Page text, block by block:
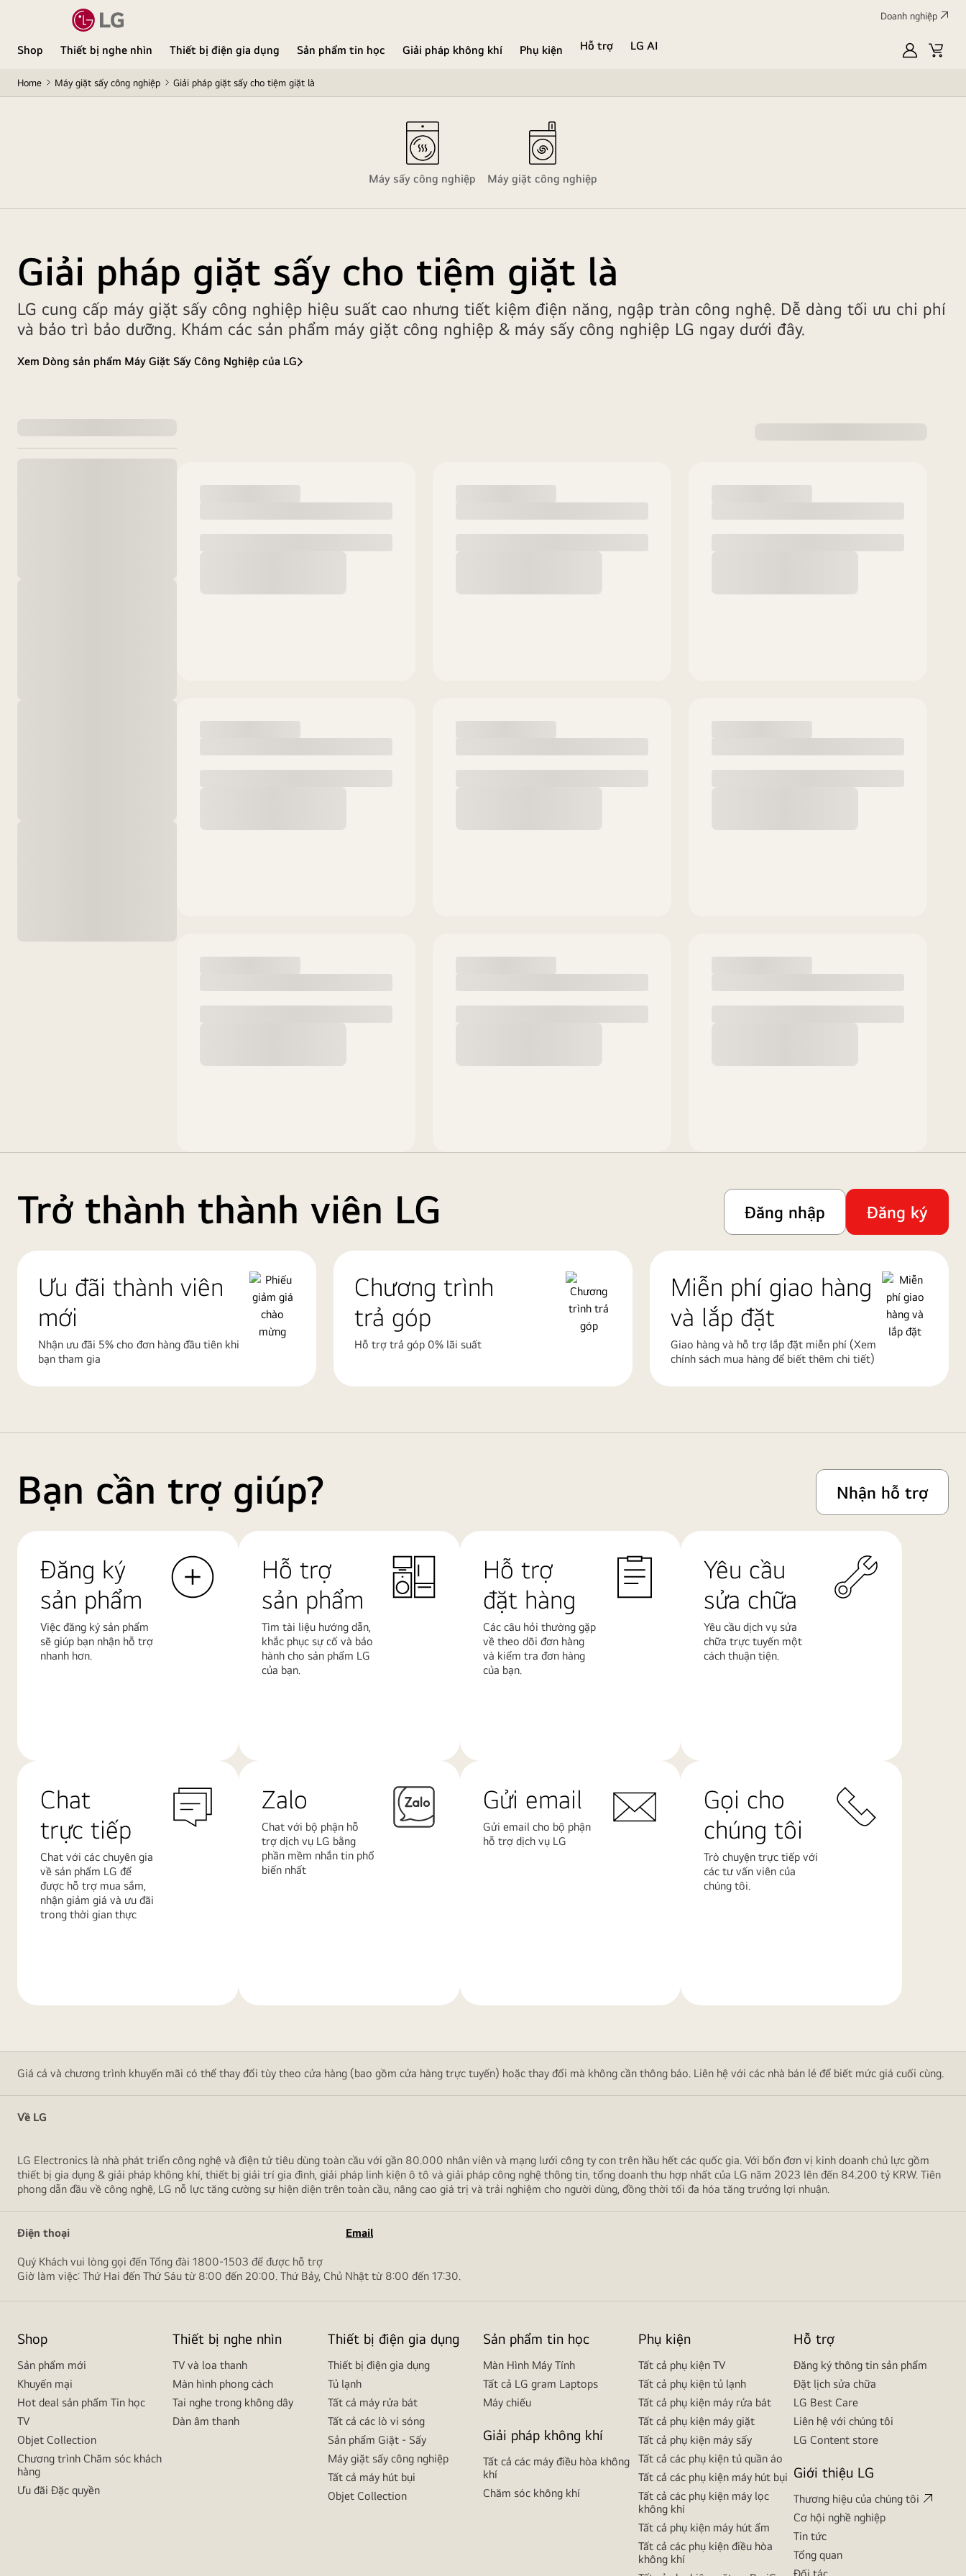
Doanh nghiệp
Shop Thiết bị nghe nhìn Thiết bị điện gia dụng Sản phẩm tin học Giải pháp không khí Phụ kiện Hỗ trợ
LG AI
MyLGGiỏ
Home Máy giặt sấy công nghiệp Giải pháp giặt sấy cho tiệm giặt là
Máy sấy công nghiệp Máy giặt công nghiệp
Giải pháp giặt sấy cho tiệm giặt là
LG cung cấp máy giặt sấy công nghiệp hiệu suất cao nhưng tiết kiệm điện năng, ngập tràn công nghệ. Dễ dàng tối ưu chi phí
và bảo trì bảo dưỡng. Khám các sản phẩm máy giặt công nghiệp & máy sấy công nghiệp LG ngay dưới đây.
Xem Dòng sản phẩm Máy Giặt Sấy Công Nghiệp của LG
Trở thành thành viên LG Đăng nhập Đăng ký
Ưu đãi thành viên
mới
Nhận ưu đãi 5% cho đơn hàng đầu tiên khi
bạn tham gia
Chương trình
trả góp
Hỗ trợ trả góp 0% lãi suất
Miễn phí giao hàng
và lắp đặt
Giao hàng và hỗ trợ lắp đặt miễn phí (Xem
chính sách mua hàng để biết thêm chi tiết)
Bạn cần trợ giúp? Nhận hỗ trợ
Đăng ký
sản phẩm
Việc đăng ký sản phẩm
sẽ giúp bạn nhận hỗ trợ
nhanh hơn.
Hỗ trợ
sản phẩm
Tìm tài liệu hướng dẫn,
khắc phục sự cố và bảo
hành cho sản phẩm LG
của bạn.
Hỗ trợ
đặt hàng
Các câu hỏi thường gặp
về theo dõi đơn hàng
và kiểm tra đơn hàng
của bạn.
Yêu cầu
sửa chữa
Yêu cầu dịch vụ sửa
chữa trực tuyến một
cách thuận tiện.
Chat
trực tiếp
Chat với các chuyên gia
về sản phẩm LG để
được hỗ trợ mua sắm,
nhận giảm giá và ưu đãi
trong thời gian thực
Zalo
Chat với bộ phận hỗ
trợ dịch vụ LG bằng
phần mềm nhắn tin phổ
biến nhất
Gửi email
Gửi email cho bộ phận
hỗ trợ dịch vụ LG
Gọi cho
chúng tôi
Trò chuyện trực tiếp với
các tư vấn viên của
chúng tôi.
Giá cả và chương trình khuyến mãi có thể thay đổi tùy theo cửa hàng (bao gồm cửa hàng trực tuyến) hoặc thay đổi mà không cần thông báo. Liên hệ với các nhà bán lẻ để biết mức giá cuối cùng.
Về LG
LG Electronics là nhà phát triển công nghệ và điện tử tiêu dùng toàn cầu với gần 80.000 nhân viên và mạng lưới công ty con trên hầu hết các quốc gia. Với bốn đơn vị kinh doanh chủ lực gồm
thiết bị gia dụng & giải pháp không khí, thiết bị giải trí gia đình, giải pháp linh kiện ô tô và giải pháp công nghệ thông tin, tổng doanh thu hợp nhất của LG năm 2023 lên đến 84.200 tỷ KRW. Tiên
phong dẫn đầu về công nghệ, LG nỗ lực tăng cường sự hiện diện trên toàn cầu, nâng cao giá trị và trải nghiệm cho người dùng, đồng thời tối đa hóa tăng trưởng lợi nhuận.
Điện thoại Email
Quý Khách vui lòng gọi đến Tổng đài 1800-1503 để được hỗ trợ
Giờ làm việc: Thứ Hai đến Thứ Sáu từ 8:00 đến 20:00. Thứ Bảy, Chủ Nhật từ 8:00 đến 17:30.
Shop
Sản phẩm mới
Khuyến mại
Hot deal sản phẩm Tin học
TV
Objet Collection
Chương trình Chăm sóc khách
hàng
Ưu đãi Đặc quyền
Thiết bị nghe nhìn
TV và loa thanh
Màn hình phong cách
Tai nghe trong không dây
Dàn âm thanh
Thiết bị điện gia dụng
Thiết bị điện gia dụng
Tủ lạnh
Tất cả máy rửa bát
Tất cả các lò vi sóng
Sản phẩm Giặt - Sấy
Máy giặt sấy công nghiệp
Tất cả máy hút bụi
Objet Collection
Sản phẩm tin học
Màn Hình Máy Tính
Tất cả LG gram Laptops
Máy chiếu
Giải pháp không khí
Tất cả các máy điều hòa không
khí
Chăm sóc không khí
Phụ kiện
Tất cả phụ kiện TV
Tất cả phụ kiện tủ lạnh
Tất cả phụ kiện máy rửa bát
Tất cả phụ kiện máy giặt
Tất cả phụ kiện máy sấy
Tất cả các phụ kiện tủ quần áo
Tất cả các phụ kiện máy hút bụi
Tất cả các phụ kiện máy lọc
không khí
Tất cả phụ kiện máy hút ẩm
Tất cả các phụ kiện điều hòa
không khí
Hỗ trợ
Đăng ký thông tin sản phẩm
Đặt lịch sửa chữa
LG Best Care
Liên hệ với chúng tôi
LG Content store
Giới thiệu LG
Thương hiệu của chúng tôi
Cơ hội nghề nghiệp
Tin tức
Tổng quan